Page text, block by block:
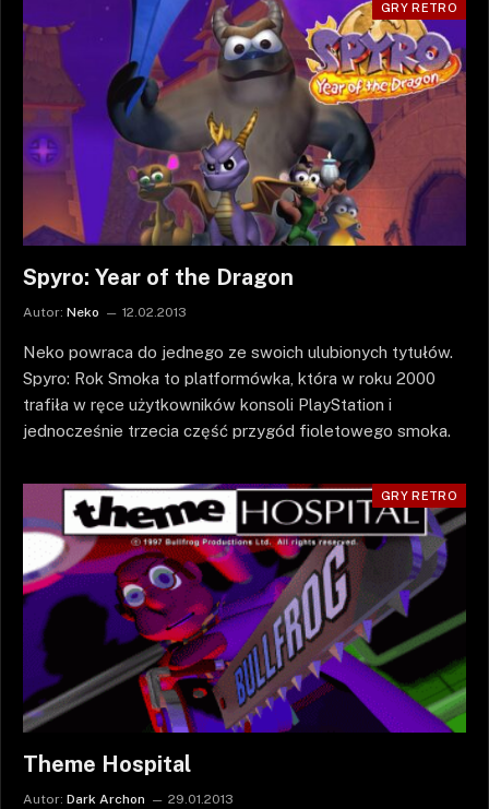
GRY RETRO
Spyro: Year of the Dragon
Autor: Neko 12.02.2013
Neko powraca do jednego ze swoich ulubionych tytułów.
Spyro: Rok Smoka to platformówka, która w roku 2000
trafiła w ręce użytkowników konsoli PlayStation i
jednocześnie trzecia część przygód fioletowego smoka.
GRY RETRO
Theme Hospital
Autor: Dark Archon 29.01.2013